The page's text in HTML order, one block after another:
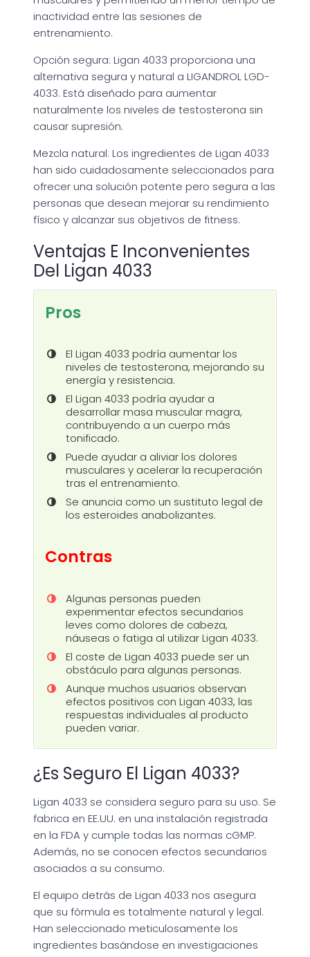
inactividad entre las sesiones de
entrenamiento.
Opción segura: Ligan 4033 proporciona una
alternativa segura y natural a LIGANDROL LGD-
4033. Está diseñado para aumentar
naturalmente los niveles de testosterona sin
causar supresión.
Mezcla natural: Los ingredientes de Ligan 4033
han sido cuidadosamente seleccionados para
ofrecer una solución potente pero segura a las
personas que desean mejorar su rendimiento
físico y alcanzar sus objetivos de fitness.
Ventajas E Inconvenientes
Del Ligan 4033
Pros
El Ligan 4033 podría aumentar los
niveles de testosterona, mejorando su
energía y resistencia.
El Ligan 4033 podría ayudar a
desarrollar masa muscular magra,
contribuyendo a un cuerpo más
tonificado.
Puede ayudar a aliviar los dolores
musculares y acelerar la recuperación
tras el entrenamiento.
Se anuncia como un sustituto legal de
los esteroides anabolizantes.
Contras
Algunas personas pueden
experimentar efectos secundarios
leves como dolores de cabeza,
náuseas o fatiga al utilizar Ligan 4033.
El coste de Ligan 4033 puede ser un
obstáculo para algunas personas.
Aunque muchos usuarios observan
efectos positivos con Ligan 4033, las
respuestas individuales al producto
pueden variar.
¿Es Seguro El Ligan 4033?
Ligan 4033 se considera seguro para su uso. Se
fabrica en EE.UU. en una instalación registrada
en la FDA y cumple todas las normas cGMP.
Además, no se conocen efectos secundarios
asociados a su consumo.
El equipo detrás de Ligan 4033 nos asegura
que su fórmula es totalmente natural y legal.
Han seleccionado meticulosamente los
ingredientes basándose en investigaciones